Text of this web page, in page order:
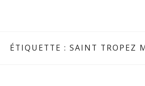
ÉTIQUETTE : SAINT TROPEZ